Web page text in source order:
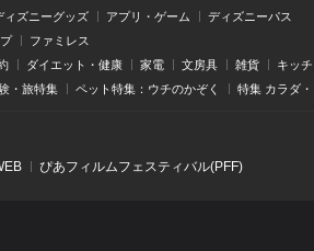
ィズニーグッズ アプリ・ゲーム ディズニーパス
ファミレス
ダイエット・健康 家電 文房具 雑貨 キッ
・旅特集 ペット特集：ウチのかぞく 特集 カラダ
ぴあフィルムフェスティバル(PFF)